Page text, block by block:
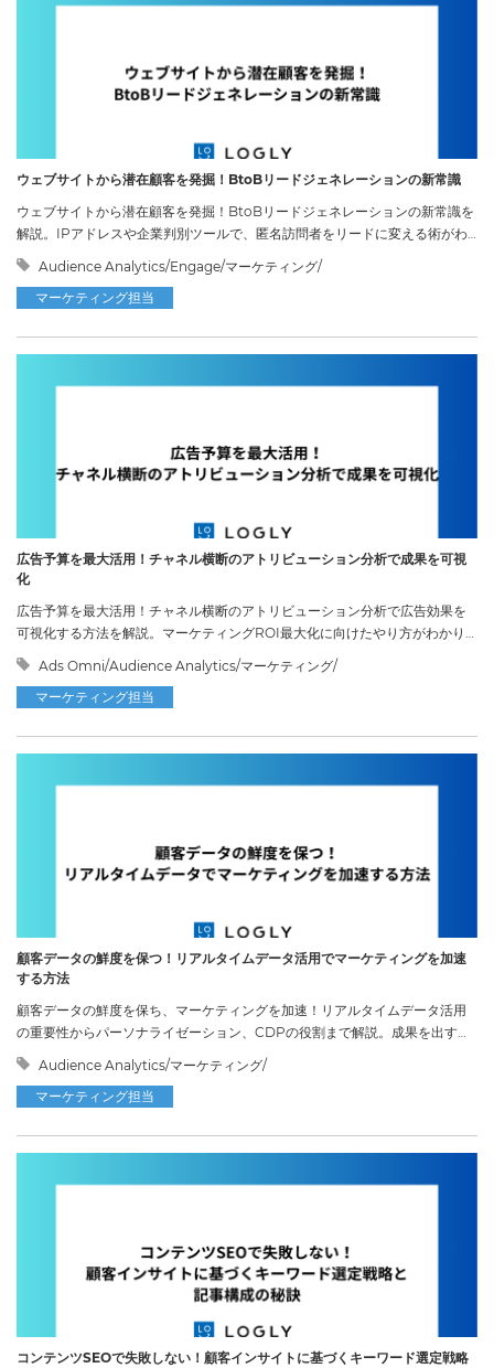
ウェブサイトから潜在顧客を発掘！BtoBリードジェネレーションの新常識
ウェブサイトから潜在顧客を発掘！BtoBリードジェネレーションの新常識を
解説。IPアドレスや企業判別ツールで、匿名訪問者をリードに変える術がわ
かります。
Audience Analytics/Engage/マーケティング/
マーケティング担当
広告予算を最大活用！チャネル横断のアトリビューション分析で成果を可視
化
広告予算を最大活用！チャネル横断のアトリビューション分析で広告効果を
可視化する方法を解説。マーケティングROI最大化に向けたやり方がわかり
ます。
Ads Omni/Audience Analytics/マーケティング/
マーケティング担当
顧客データの鮮度を保つ！リアルタイムデータ活用でマーケティングを加速
する方法
顧客データの鮮度を保ち、マーケティングを加速！リアルタイムデータ活用
の重要性からパーソナライゼーション、CDPの役割まで解説。成果を出す秘
訣。
Audience Analytics/マーケティング/
マーケティング担当
コンテンツSEOで失敗しない！顧客インサイトに基づくキーワード選定戦略